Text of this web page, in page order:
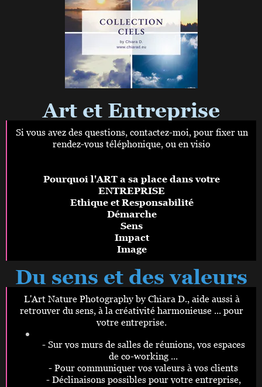
Art et Entreprise
Si vous avez des questions, contactez-moi, pour fixer un
rendez-vous téléphonique, ou en visio
Pourquoi l'ART a sa place dans votre
ENTREPRISE
Ethique et Responsabilité
Démarche
Sens
Impact
Image
Du sens et des valeurs
L'Art Nature Photography by Chiara D., aide aussi à
retrouver du sens, à la créativité harmonieuse ... pour
votre entreprise.
- Sur vos murs de salles de réunions, vos espaces
de co-working ...
- Pour communiquer vos valeurs à vos clients
- Déclinaisons possibles pour votre entreprise,